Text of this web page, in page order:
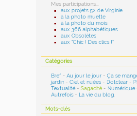
Mes participations...
aux projets 52 de Virginie
à la photo muette
à la photo du mois
aux 366 alphabétiques
aux Obsolètes
aux "Chic ! Des clics !"
Catégories
Bref -Au jour le jour -Ça se
jardin -Ciel et nuées - Dotclear -
Textualité -Sagacité - Numérique
Autrefois - La vie du blog.
Mots-clés